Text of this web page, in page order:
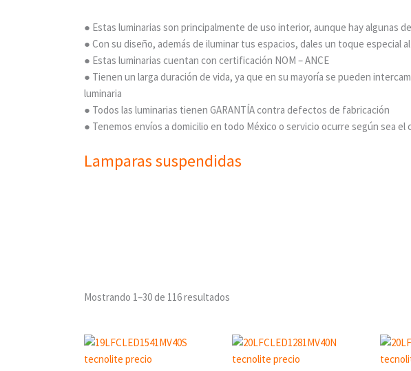
● Estas luminarias son principalmente de uso interior, aunque hay algunas
● Con su diseño, además de iluminar tus espacios, dales un toque especial
● Estas luminarias cuentan con certificación NOM – ANCE
● Tienen un larga duración de vida, ya que en su mayoría se pueden
luminaria
● Todos las luminarias tienen GARANTÍA contra defectos de fabricación
● Tenemos envíos a domicilio en todo México o servicio ocurre según sea el
Lamparas suspendidas
Mostrando 1–30 de 116 resultados